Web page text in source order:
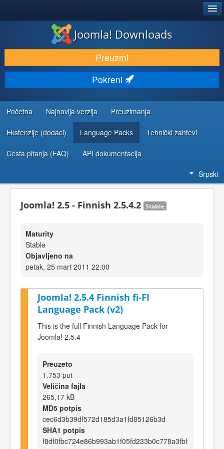
PREUZIMANJE I PROŠIRENJA (EKSTENZIJE)
OTKRIJTE I NAUČITE
ZAJEDNICA I PODRŠKA
RESURSI ZA RAZVOJ
Joomla! Downloads
Preuzmi
Pokreni
Početna Najnovija verzija Preuzimanja
Ekstenzije (dodaci) Language Packs Tehnički zahtevi
Česta pitanja (FAQ) API dokumentacija
Srpski
Joomla! 2.5 - Finnish 2.5.4.2 Stable
Maturity
Stable
Objavljeno na
petak, 25 mart 2011 22:00
Joomla! 2.5.4 Finnish fi-FI
Language Pack (v2)
This is the full Finnish Language Pack for
Joomla! 2.5.4
Preuzeto
1.753 put
Veličina fajla
265,17 kB
MD5 potpis
cec6d3b39df572d185d3a1fd85126b3d
SHA1 potpis
f8df0fbc724e86b993ab1f05fd233b0c778a3fbf